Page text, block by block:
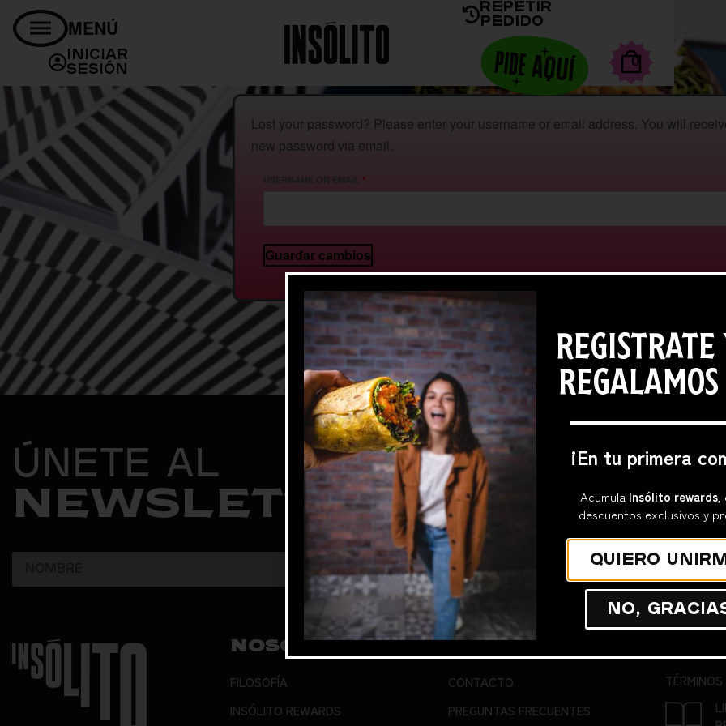
MENÚ
Iniciar
Sesión
Repetir
Pedido
0
Lost your password? Please enter your username or email address. You will
new password via email.
USERNAME OR EMAIL *
Guardar cambios
ÚNETE AL
NEWSLETTER
SUSCRÍBETE PARA RECIBIR DESCUENTOS,
NOSOTROS
FILOSOFÍA
INSÓLITO REWARDS
CONTACTO
PREGUNTAS FRECUENTES
¡En tu primera
Acumula Insólito rewards,
descuentos exclusivos y
Quiero
No,